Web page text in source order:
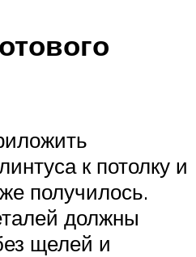
к потолку и
получилось.
должны
щелей и